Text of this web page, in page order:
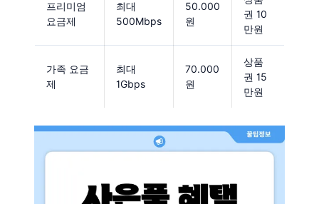
프리미엄
요금제
최대
500Mbps
50.000
원
권 10
만원
가족 요금
제
최대
1Gbps
70.000
원
상품
권 15
만원